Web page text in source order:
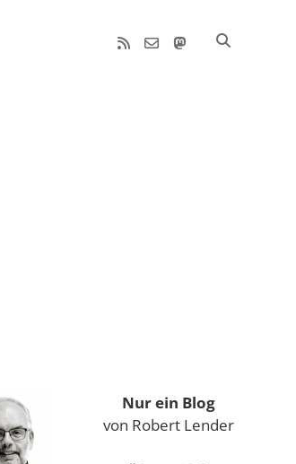
rss email-mastodon
Nur ein Blog
von Robert Lender